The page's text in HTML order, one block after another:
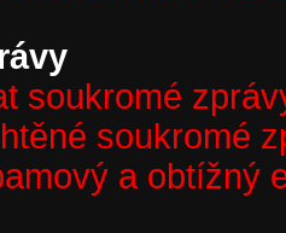
soukromé
soukromé
a obtížný